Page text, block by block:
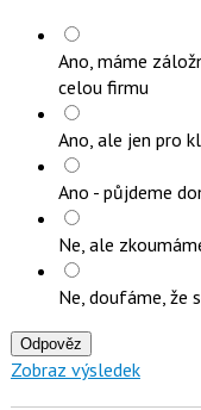
Ano, máme
celou firmu
Ano, ale jen pro
Ano - půjdeme
Ne, ale
Ne, doufáme, že
Odpověz
Zobraz výsledek